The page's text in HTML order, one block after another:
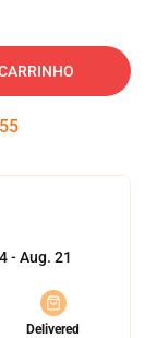
54
- Aug. 21
Delivered